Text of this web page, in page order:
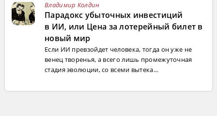
Владимир Колдин
Парадокс убыточных инвестиций
в ИИ, или Цена за лотерейный билет в
новый мир
Если ИИ превзойдет человека, тогда он уже не
венец творенья, а всего лишь промежуточная
стадия эволюции, со всеми вытека...